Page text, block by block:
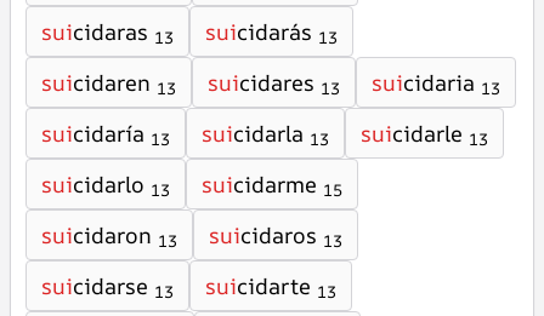
suicidaras 13 suicidarás 13
suicidaren 13 suicidares 13 suicidaria 13
suicidaría 13 suicidarla 13 suicidarle 13
suicidarlo 13 suicidarme 15
suicidaron 13 suicidaros 13
suicidarse 13 suicidarte 13